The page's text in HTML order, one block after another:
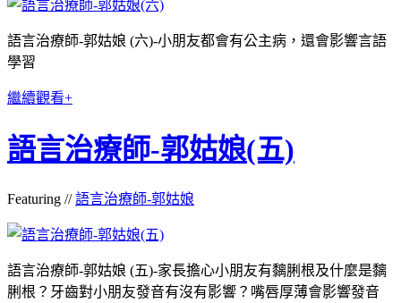
語言治療師-郭姑娘 (六)-小朋友都會有公主病，還會影響言語
學習
繼續觀看+
語言治療師-郭姑娘(五)
Featuring //語言治療師-郭姑娘
語言治療師-郭姑娘 (五)-家長擔心小朋友有黐脷根及什麼是黐
脷根？牙齒對小朋友發音有沒有影響？嘴唇厚薄會影響發音